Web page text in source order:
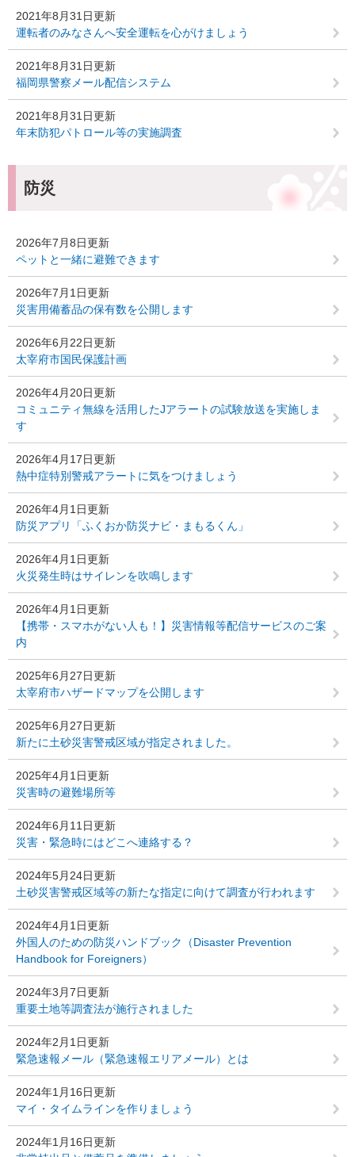
2021年8月31日更新
運転者のみなさんへ安全運転を心がけましょう
2021年8月31日更新
福岡県警察メール配信システム
2021年8月31日更新
年末防犯パトロール等の実施調査
防災
2026年7月8日更新
ペットと一緒に避難できます
2026年7月1日更新
災害用備蓄品の保有数を公開します
2026年6月22日更新
太宰府市国民保護計画
2026年4月20日更新
コミュニティ無線を活用したJアラートの試験放送を実施しま
す
2026年4月17日更新
熱中症特別警戒アラートに気をつけましょう
2026年4月1日更新
防災アプリ「ふくおか防災ナビ・まもるくん」
2026年4月1日更新
火災発生時はサイレンを吹鳴します
2026年4月1日更新
【携帯・スマホがない人も！】災害情報等配信サービスのご案
内
2025年6月27日更新
太宰府市ハザードマップを公開します
2025年6月27日更新
新たに土砂災害警戒区域が指定されました。
2025年4月1日更新
災害時の避難場所等
2024年6月11日更新
災害・緊急時にはどこへ連絡する？
2024年5月24日更新
土砂災害警戒区域等の新たな指定に向けて調査が行われます
2024年4月1日更新
外国人のための防災ハンドブック（Disaster Prevention
Handbook for Foreigners）
2024年3月7日更新
重要土地等調査法が施行されました
2024年2月1日更新
緊急速報メール（緊急速報エリアメール）とは
2024年1月16日更新
マイ・タイムラインを作りましょう
2024年1月16日更新